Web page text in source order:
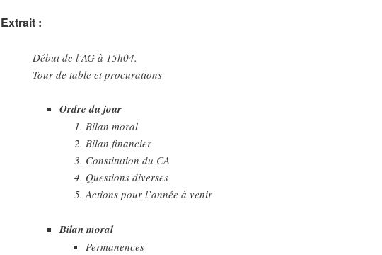
Extrait :
Début de l’AG à 15h04.
Tour de table et procurations
Ordre du jour
Bilan moral
Bilan financier
Constitution du CA
Questions diverses
Actions pour l’année à venir
Bilan moral
Permanences